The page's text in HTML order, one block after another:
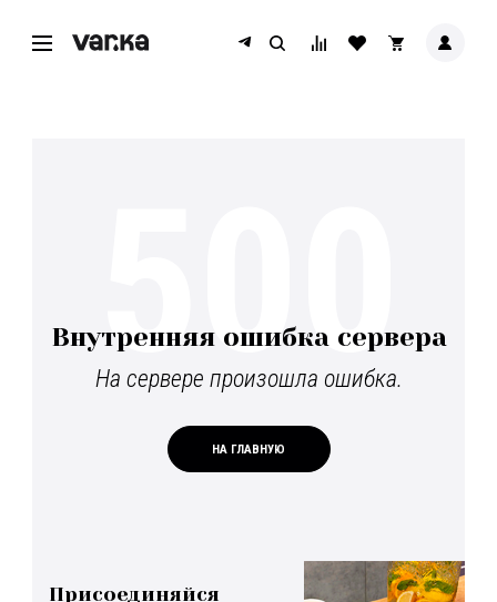
Внутренняя ошибка сервера
На сервере произошла ошибка.
НА ГЛАВНУЮ
500
Присоединяйся